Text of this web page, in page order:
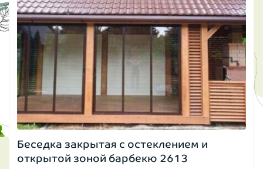
Беседка закрытая с остеклением и
открытой зоной барбекю 2613